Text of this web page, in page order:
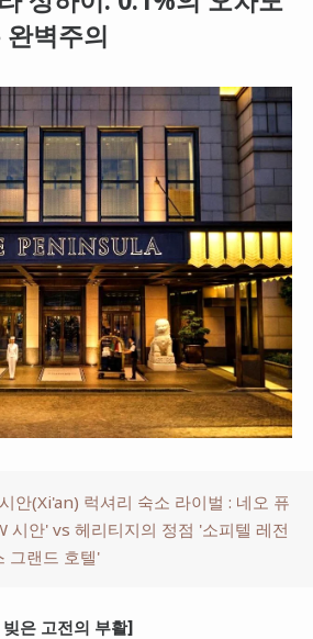
벽주의
시안(Xi'an) 럭셔리 숙소 라이벌 : 네오 퓨
시안' vs 헤리티지의 정점 '소피텔 레전
그랜드 호텔'
은 고전의 부활]